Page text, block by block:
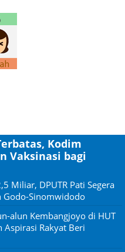
Kodim
Vaksinasi bagi
Miliar, DPUTR Pati Segera
Godo-Sinomwidodo
alun Kembangjoyo di HUT
Aspirasi Rakyat Beri